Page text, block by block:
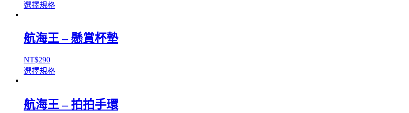
選擇規格
航海王 – 懸賞杯墊
NT$290
選擇規格
航海王 – 拍拍手環